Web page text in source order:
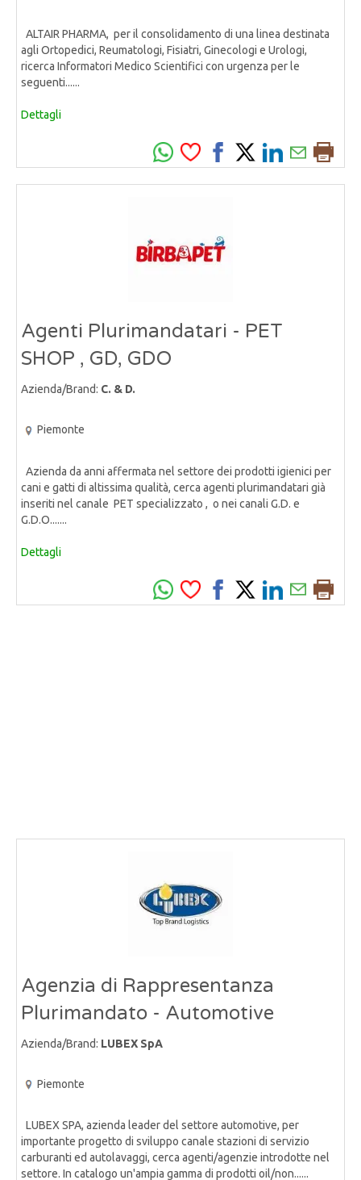
ALTAIR PHARMA, per il consolidamento di una linea destinata
agli Ortopedici, Reumatologi, Fisiatri, Ginecologi e Urologi,
ricerca Informatori Medico Scientifici con urgenza per le
seguenti......
Dettagli
Agenti Plurimandatari - PET
SHOP , GD, GDO
Azienda/Brand: C. & D.
Piemonte
Azienda da anni affermata nel settore dei prodotti igienici per
cani e gatti di altissima qualità, cerca agenti plurimandatari già
inseriti nel canale PET specializzato , o nei canali G.D. e
G.D.O.......
Dettagli
Agenzia di Rappresentanza
Plurimandato - Automotive
Azienda/Brand: LUBEX SpA
Piemonte
LUBEX SPA, azienda leader del settore automotive, per
importante progetto di sviluppo canale stazioni di servizio
carburanti ed autolavaggi, cerca agenti/agenzie introdotte nel
settore. In catalogo un'ampia gamma di prodotti oil/non......